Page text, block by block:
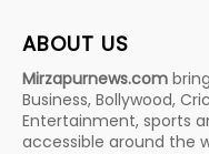
ABOUT US
Mirzapurnews.com
Business, Bollywood,
Entertainment, sports
accessible around the